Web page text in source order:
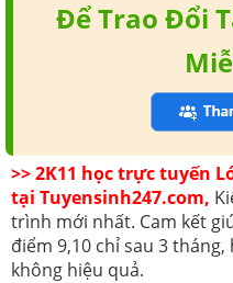
Để Trao Đổi
>> 2K11 học trực tuyến
tại Tuyensinh247.com,
trình mới nhất. Cam kết
điểm 9,10 chỉ sau 3
không hiệu quả.